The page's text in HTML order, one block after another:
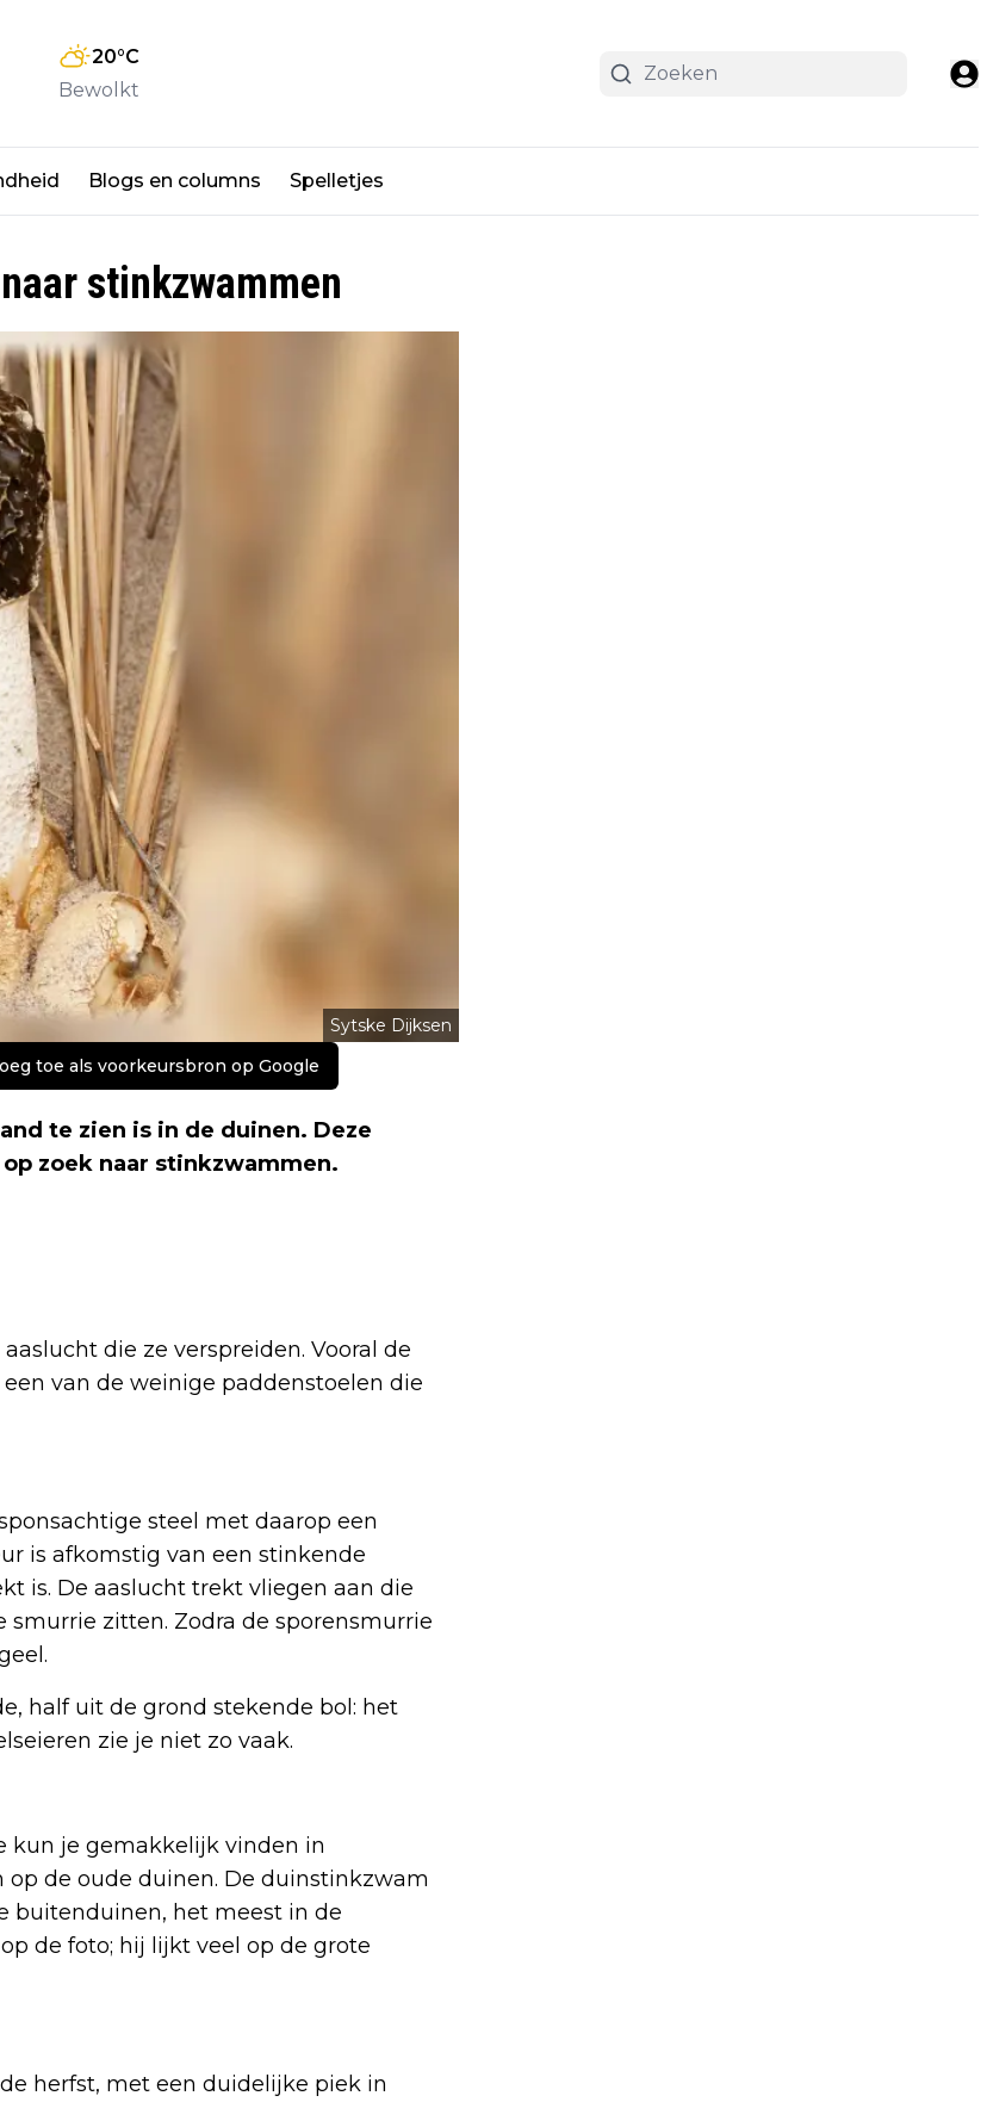
20°C
Bewolkt
Blogs en columns Spelletjes
stinkzwammen
Sytske Dijksen
toe als voorkeursbron op Google
te zien is in de duinen. Deze
zoek naar stinkzwammen.
die ze verspreiden. Vooral de
van de weinige paddenstoelen die
steel met daarop een
is afkomstig van een stinkende
is. De aaslucht trekt vliegen aan die
smurrie zitten. Zodra de sporensmurrie
half uit de grond stekende bol: het
zie je niet zo vaak.
kun je gemakkelijk vinden in
de oude duinen. De duinstinkzwam
buitenduinen, het meest in de
de foto; hij lijkt veel op de grote
herfst, met een duidelijke piek in